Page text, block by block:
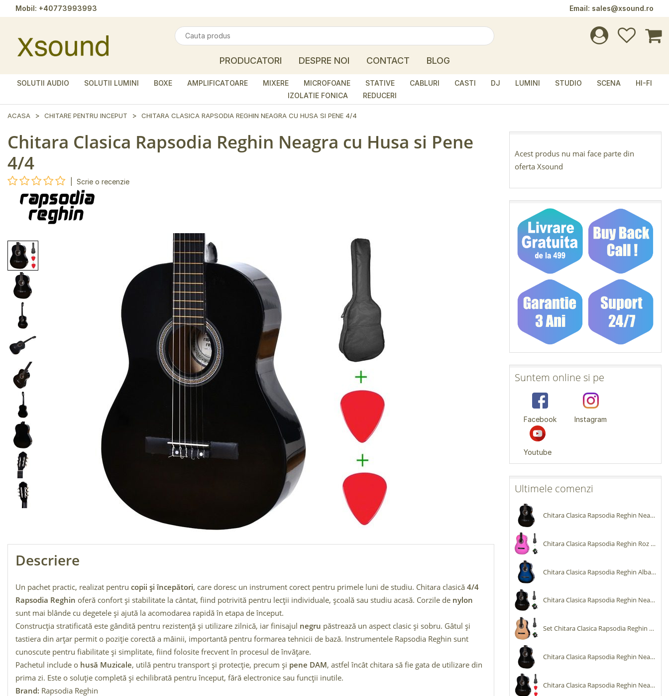
Mobil: +40773993993 Email: sales@xsound.ro
PRODUCATORI DESPRE NOI CONTACT BLOG
SOLUTII AUDIO SOLUTII LUMINI BOXE AMPLIFICATOARE MIXERE MICROFOANE STATIVE CABLURI CASTI DJ LUMINI STUDIO SCENA
HI-FI
IZOLATIE FONICA
REDUCERI
ACASA CHITARE PENTRU INCEPUT CHITARA CLASICA RAPSODIA REGHIN NEAGRA CU HUSA SI PENE 4/4
Chitara Clasica Rapsodia Reghin Neagra cu Husa si Pene
4/4
Scrie o recenzie
Descriere
Un pachet practic, realizat pentru copii și începători, care doresc un instrument corect pentru primele luni de studiu. Chitara clasică 4/4
Rapsodia Reghin oferă confort și stabilitate la cântat, fiind potrivită pentru lecții individuale, școală sau studiu acasă. Corzile de nylon
sunt mai blânde cu degetele și ajută la acomodarea rapidă în etapa de început.
Construcția stratificată este gândită pentru rezistență și utilizare zilnică, iar finisajul negru păstrează un aspect clasic și sobru. Gâtul și
tastiera din arțar permit o poziție corectă a mâinii, importantă pentru formarea tehnicii de bază. Instrumentele Rapsodia Reghin sunt
cunoscute pentru fiabilitate și simplitate, fiind folosite frecvent în procesul de învățare.
Pachetul include o husă Muzicale, utilă pentru transport și protecție, precum și pene DAM, astfel încât chitara să fie gata de utilizare din
prima zi. Este o soluție completă și echilibrată pentru început, fără electronice sau funcții inutile.
Brand: Rapsodia Reghin
Acest produs nu mai face parte din
oferta Xsound
Suntem online si pe
Facebook Instagram
Youtube
Ultimele comenzi
Chitara Clasica Rapsodia Reghin Neagra 4/4
Chitara Clasica Rapsodia Reghin Roz cu Husa si Tuner
Chitara Clasica Rapsodia Reghin Albastra 4/4
Chitara Clasica Rapsodia Reghin Neagra cu Husa si Tuner
Set Chitara Clasica Rapsodia Reghin Natur cu Husa si Tuner
Chitara Clasica Rapsodia Reghin Neagra 4/4
Chitara Clasica Rapsodia Reghin Neagra cu Husa si Pene